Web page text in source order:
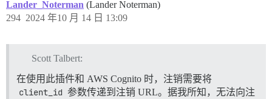
Lander_Noterman (Lander Noterman)
2024 年10 月 14 日 13:09
294
Scott Talbert:
在使用此插件和 AWS Cognito 时，注销需要将
client_id 参数传递到注销 URL。据我所知，无法向注